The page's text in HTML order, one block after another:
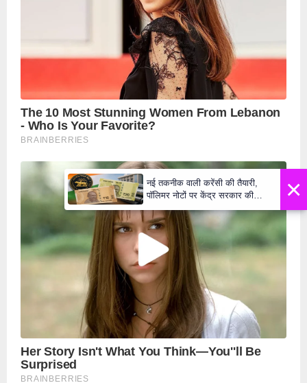
×
नई तकनीक वाली करेंसी की तैयारी,
पॉलिमर नोटों पर केंद्र सरकार की
₹10 और ₹20 के नोट - Daily Lok
Manch PM Modi U